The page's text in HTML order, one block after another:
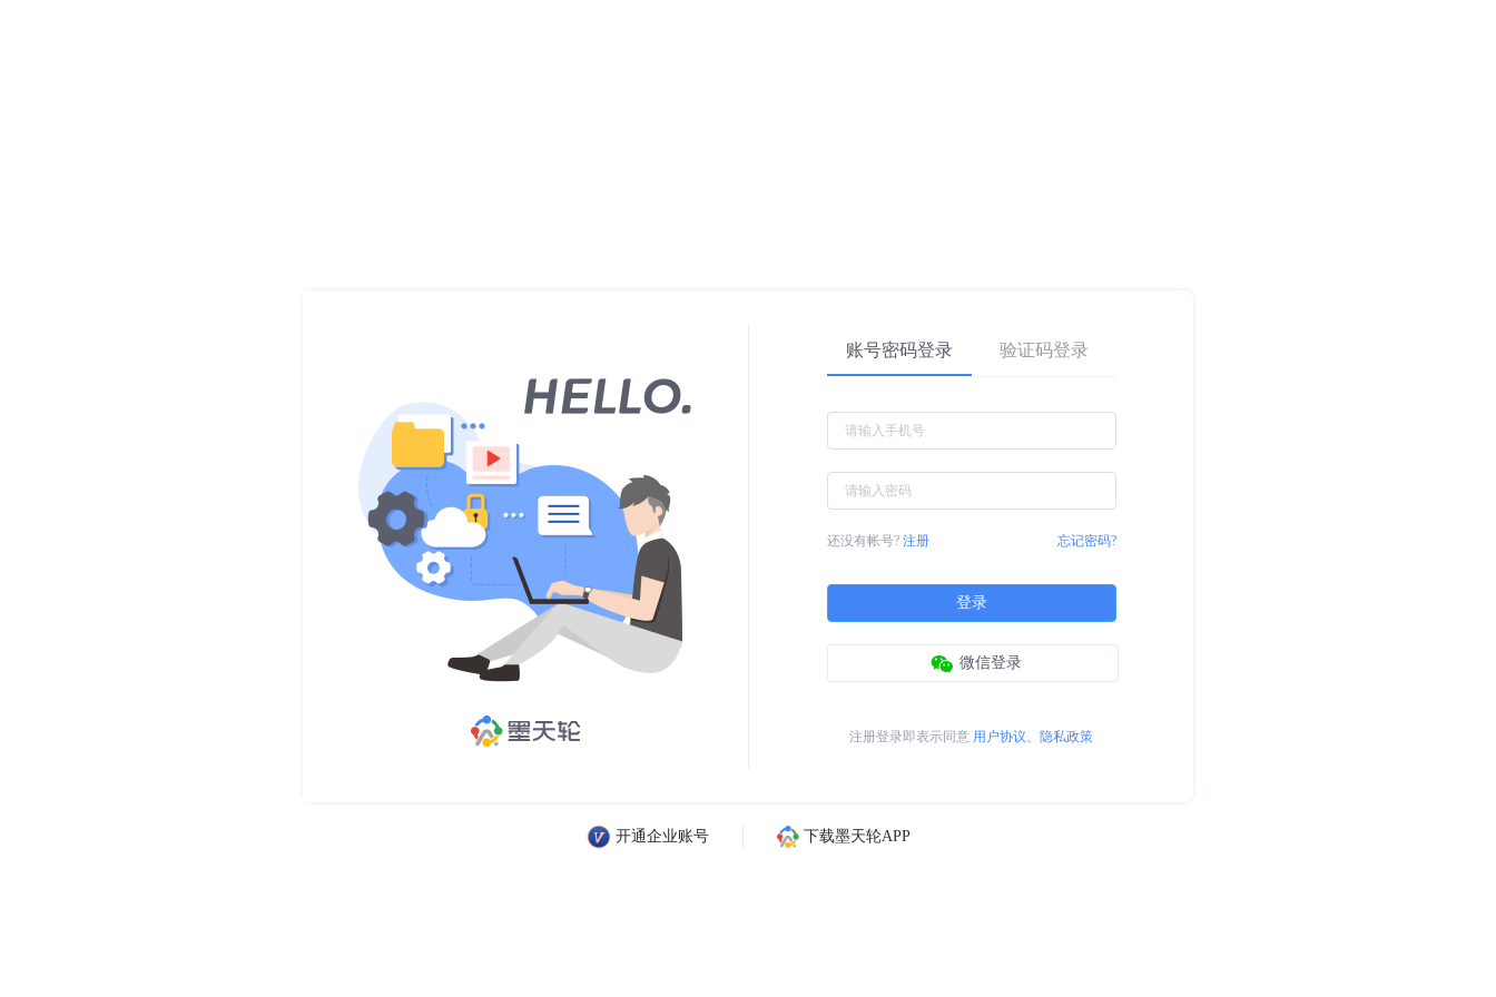
账号密码登录 验证码登录
还没有帐号? 注册 忘记密码?
登录
微信登录
注册登录即表示同意 用户协议、隐私政策
开通企业账号 下载墨天轮APP